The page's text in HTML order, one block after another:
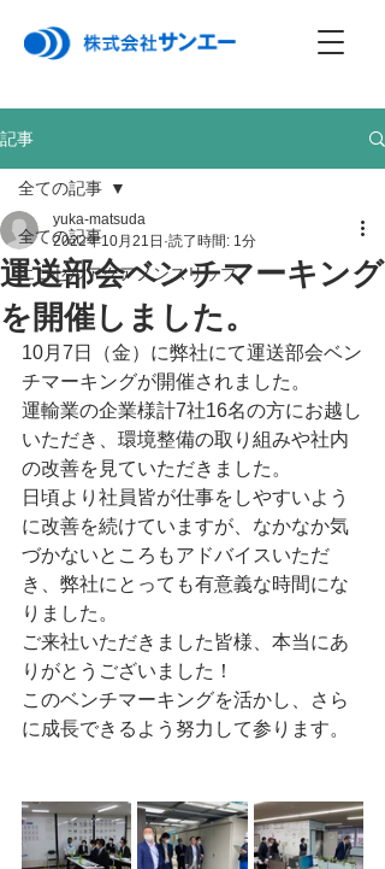
記事
全ての記事
エコセルアクアノンスリップ
全ての記事
運送部会ベンチマーキング
を開催しました。
yuka-matsuda
2022年10月21日 読了時間: 1分
10月7日（金）に弊社にて運送部会ベン
チマーキングが開催されました。
運輸業の企業様計7社16名の方にお越し
いただき、環境整備の取り組みや社内
の改善を見ていただきました。
日頃より社員皆が仕事をしやすいよう
に改善を続けていますが、なかなか気
づかないところもアドバイスいただ
き、弊社にとっても有意義な時間にな
りました。
ご来社いただきました皆様、本当にあ
りがとうございました！
このベンチマーキングを活かし、さら
に成長できるよう努力して参ります。